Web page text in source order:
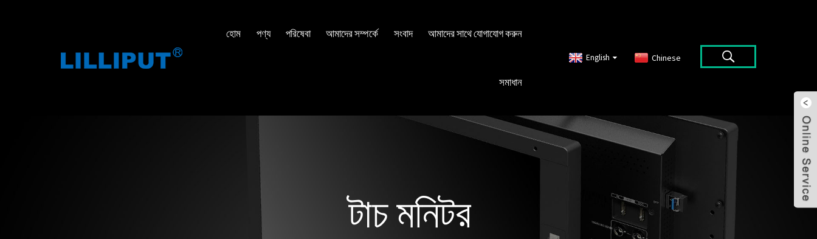
হোম পণ্য পরিষেবা আমাদের সম্পর্কে সংবাদ আমাদের সাথে যোগাযোগ করুন
সমাধান
English Chinese
টাচ মনিটর